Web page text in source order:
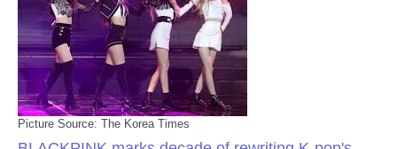
Picture Source: The Korea Times